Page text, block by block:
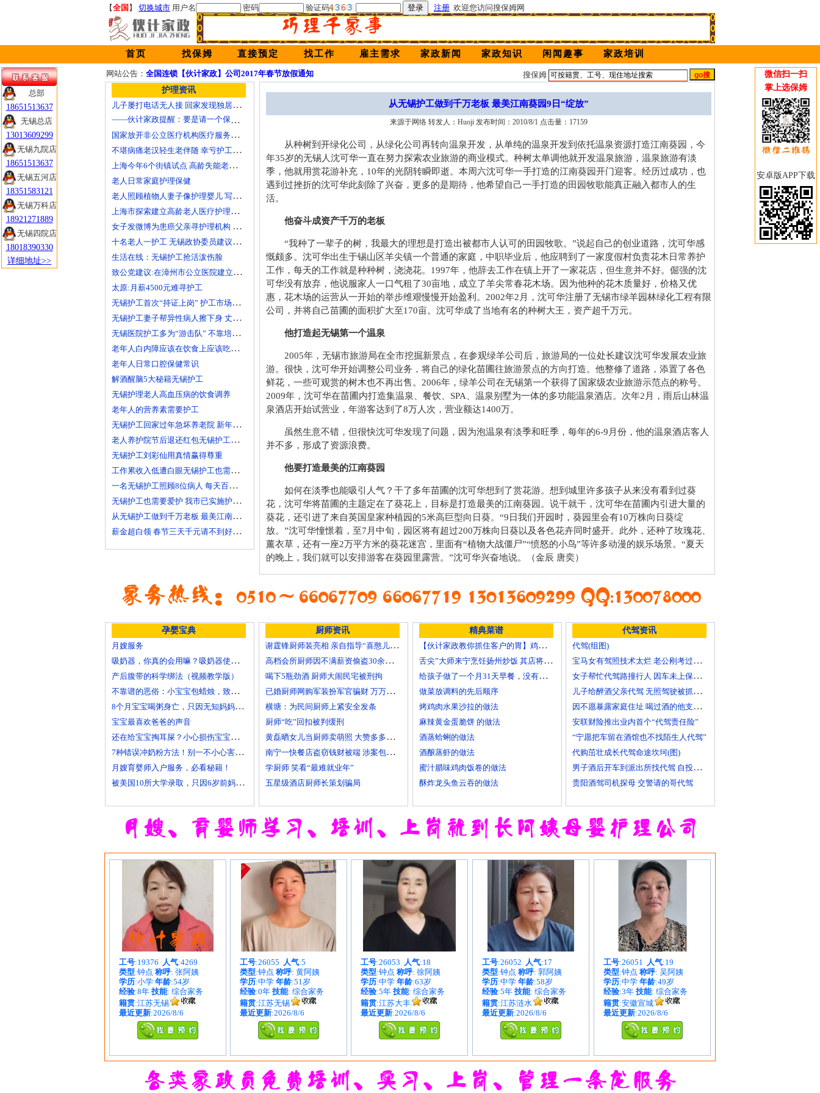
【全国 】 切换城市 用户名 密码 验证码 注册 欢迎您访问搜保姆网
首页 找保姆 直接预定 找工作 雇主需求 家政新闻 家政知识 闲闻趣事 家政培训
网站公告： 全国连锁【伙计家政】公司2017年春节放假通知
搜保姆
护理资讯
儿子屡打电话无人接 回家发现独居父母离世多日
——伙计家政提醒：要是请一个保姆还会有这样的悲剧吗？
国家放开非公立医疗机构医疗服务价格
不堪病痛老汉轻生老伴随 幸亏护工及时察觉
上海今年6个街镇试点 高龄失能老人护理费入医保
老人日常家庭护理保健
老人照顾植物人妻子像护理婴儿 写7本护理日记
上海市探索建立高龄老人医疗护理保障计划
女子发微博为患癌父亲寻护理机构 引发网上孝道讨论
十名老人一护工 无锡政协委员建议提高护工待遇
生活在线：无锡护工抢活泼伤脸
致公党建议:在漳州市公立医院建立正规护工制度
太原:月薪4500元难寻护工
无锡护工首次“持证上岗” 护工市场大有可为
无锡护工妻子帮异性病人擦下身 丈夫要求离婚
无锡医院护工多为“游击队” 不靠培训“靠经验”
老年人白内障应该在饮食上应该吃什么？
老年人日常口腔保健常识
解酒醒脑5大秘籍无锡护工
无锡护理老人高血压病的饮食调养
老年人的营养素需要护工
无锡护工回家过年急坏养老院 新年临近急缺护理人手
老人养护院节后退还红包无锡护工品质受家属称赞
无锡护工刘彩仙用真情赢得尊重
工作累收入低遭白眼无锡护工也需要爱护
一名无锡护工照顾8位病人 每天百元雇的护工竟是兼职
无锡护工也需要爱护 我市已实施护工上岗准入制度
从无锡护工做到千万老板 最美江南葵园9日“绽放”
薪金超白领 春节三天千元请不到好无锡护工
从无锡护工做到千万老板 最美江南葵园9日“绽放”
来源于网络 转发人：Huoji 发布时间：2010/8/1 点击量：17159
从种树到开绿化公司，从绿化公司再转向温泉开发，从单纯的温泉开发到依托温泉资源打造江南葵园，今
年35岁的无锡人沈可华一直在努力探索农业旅游的商业模式。种树太单调他就开发温泉旅游，温泉旅游有淡
季，他就用赏花游补充，10年的光阴转瞬即逝。本周六沈可华一手打造的江南葵园开门迎客。经历过成功，也
遇到过挫折的沈可华此刻除了兴奋，更多的是期待，他希望自己一手打造的田园牧歌能真正融入都市人的生
活。
他奋斗成资产千万的老板
“我种了一辈子的树，我最大的理想是打造出被都市人认可的田园牧歌。”说起自己的创业道路，沈可华感
慨颇多。沈可华出生于锡山区羊尖镇一个普通的家庭，中职毕业后，他应聘到了一家度假村负责花木日常养护
工作，每天的工作就是种种树，浇浇花。1997年，他辞去工作在镇上开了一家花店，但生意并不好。倔强的沈
可华没有放弃，他说服家人一口气租了30亩地，成立了羊尖常春花木场。因为他种的花木质量好，价格又优
惠，花木场的运营从一开始的举步维艰慢慢开始盈利。2002年2月，沈可华注册了无锡市绿羊园林绿化工程有限
公司，并将自己苗圃的面积扩大至170亩。沈可华成了当地有名的种树大王，资产超千万元。
他打造起无锡第一个温泉
2005年，无锡市旅游局在全市挖掘新景点，在参观绿羊公司后，旅游局的一位处长建议沈可华发展农业旅
游。很快，沈可华开始调整公司业务，将自己的绿化苗圃往旅游景点的方向打造。他整修了道路，添置了各色
鲜花，一些可观赏的树木也不再出售。2006年，绿羊公司在无锡第一个获得了国家级农业旅游示范点的称号。
2009年，沈可华在苗圃内打造集温泉、餐饮、SPA、温泉别墅为一体的多功能温泉酒店。次年2月，雨后山林温
泉酒店开始试营业，年游客达到了8万人次，营业额达1400万。
虽然生意不错，但很快沈可华发现了问题，因为泡温泉有淡季和旺季，每年的6-9月份，他的温泉酒店客人
并不多，形成了资源浪费。
他要打造最美的江南葵园
如何在淡季也能吸引人气？干了多年苗圃的沈可华想到了赏花游。想到城里许多孩子从来没有看到过葵
花，沈可华将苗圃的主题定在了葵花上，目标是打造最美的江南葵园。说干就干，沈可华在苗圃内引进大量的
葵花，还引进了来自英国皇家种植园的5米高巨型向日葵。“9日我们开园时，葵园里会有10万株向日葵绽
放。”沈可华憧憬着，至7月中旬，园区将有超过200万株向日葵以及各色花卉同时盛开。此外，还种了玫瑰花、
薰衣草，还有一座2万平方米的葵花迷宫，里面有“植物大战僵尸”“愤怒的小鸟”等许多动漫的娱乐场景。“夏天
的晚上，我们就可以安排游客在葵园里露营。”沈可华兴奋地说。（金辰 唐奕）
孕婴宝典
月嫂服务
吸奶器，你真的会用嘛？吸奶器使用方法大全！
产后腹带的科学绑法（视频教学版）
不靠谱的恶俗：小宝宝包蜡烛，致使终身残疾！
8个月宝宝喝粥身亡，只因无知妈妈给TA吃了这个！
宝宝最喜欢爸爸的声音
还在给宝宝掏耳屎？小心损伤宝宝听力！
7种错误冲奶粉方法！别一不小心害了宝宝
月嫂育婴师入户服务，必看秘籍！
被美国10所大学录取，只因6岁前妈妈做了这8件事
代驾资讯
代驾(组图)
宝马女有驾照技术太烂 老公刚考过理论无证代驾
女子帮忙代驾路撞行人 因车未上保险撞出一身债
儿子给醉酒父亲代驾 无照驾驶被抓个正着
因不愿暴露家庭住址 喝过酒的他支走代驾自己开车
安联财险推出业内首个“代驾责任险”
“宁愿把车留在酒馆也不找陌生人代驾”
代购茁壮成长代驾命途坎坷(图)
男子酒后开车到派出所找代驾 自投罗网
贵阳酒驾司机探母 交警请的哥代驾
厨师资讯
谢霆锋厨师装亮相 亲自指导“喜憨儿”学烘焙
高档会所厨师因不满薪资偷盗30余万元字画
喝下5瓶劲酒 厨师大闹民宅被刑拘
已婚厨师网购军装扮军官骗财 万万没想到被识破
横塘：为民间厨师上紧安全发条
厨师“吃”回扣被判缓刑
黄磊晒女儿当厨师卖萌照 大赞多多厨艺精湛
南宁一快餐店盗窃钱财被端 涉案包括厨师等10人
学厨师 笑看“最难就业年”
五星级酒店厨师长策划骗局
精典菜谱
【伙计家政教你抓住客户的胃】鸡肉素菇炒饭怎么做？
舌尖”大师来宁烹饪扬州炒饭 其店将开到美国去
给孩子做了一个月31天早餐，没有一天一样的！
做菜放调料的先后顺序
烤鸡肉水果沙拉的做法
麻辣黄金蛋脆饼 的做法
酒蒸蛤蜊的做法
酒酿蒸虾的做法
蜜汁腊味鸡肉饭卷的做法
酥炸龙头鱼云吞的做法
工号:19376 人气:4269
类型:钟点 称呼: 张阿姨
学历:小学 年龄:54岁
经验:8年 技能: 综合家务
籍贯:江苏无锡
最近更新:2026/8/6
工号:26055 人气:5
类型:钟点 称呼: 黄阿姨
学历:中学 年龄:51岁
经验:0年 技能: 综合家务
籍贯:江苏无锡
最近更新:2026/8/6
工号:26053 人气:18
类型:钟点 称呼: 徐阿姨
学历:中学 年龄:63岁
经验:5年 技能: 综合家务
籍贯:江苏大丰
最近更新:2026/8/6
工号:26052 人气:17
类型:钟点 称呼: 郭阿姨
学历:中学 年龄:58岁
经验:5年 技能: 综合家务
籍贯:江苏涟水
最近更新:2026/8/6
工号:26051 人气:19
类型:钟点 称呼: 吴阿姨
学历:中学 年龄:49岁
经验:3年 技能: 综合家务
籍贯:安徽宣城
最近更新:2026/8/6
总部
18651513637
无锡总店
13013609299
无锡九院店
18651513637
无锡五河店
18351583121
无锡万科店
18921271889
无锡四院店
18018390330
详细地址>>
微信扫一扫
掌上选保姆
安卓版APP下载